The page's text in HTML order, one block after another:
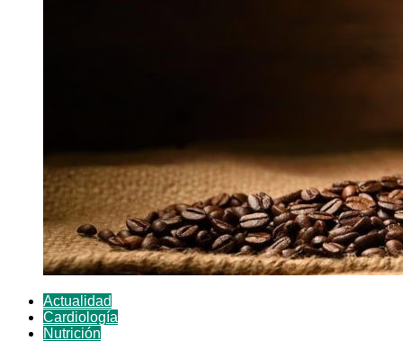
Actualidad
Cardiología
Nutrición